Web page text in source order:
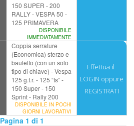
150 SUPER - 200
RALLY - VESPA 50 -
125 PRIMAVERA
DISPONIBILE
IMMEDIATAMENTE
Coppia serrature
(Economica) sterzo e
bauletto (con un solo
tipo di chiave) - Vespa
125 g.t.r. - 125 “ts” -
150 Super - 150
Sprint - Rally 200
DISPONIBILE IN POCHI
GIORNI LAVORATIVI
Effettua il
LOGIN oppure
REGISTRATI
Pagina 1 di 1